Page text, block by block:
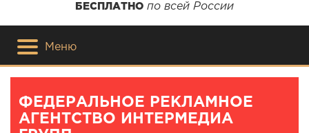
БЕСПЛАТНО по всей России
Меню
ФЕДЕРАЛЬНОЕ РЕКЛАМНОЕ
АГЕНТСТВО ИНТЕРМЕДИА